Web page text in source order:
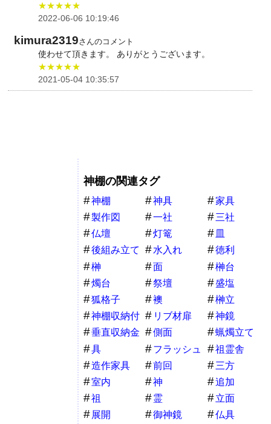
★★★★★
2022-06-06 10:19:46
kimura2319さんのコメント
使わせて頂きます。 ありがとうございます。
★★★★★
2021-05-04 10:35:57
神棚の関連タグ
神棚 神具
家具
製作図
一社
三社
仏壇
灯篭
皿
後組み立て
水入れ
徳利
榊
面
榊台
燭台
祭壇
盛塩
狐格子
襖
榊立
神棚収納付
き家具
リブ材扉
神鏡
垂直収納金
物
側面
蝋燭立て
具
フラッシュ
祖霊舎
造作家具
前回
三方
室内
神
追加
祖
霊
立面
展開
御神鏡 仏具